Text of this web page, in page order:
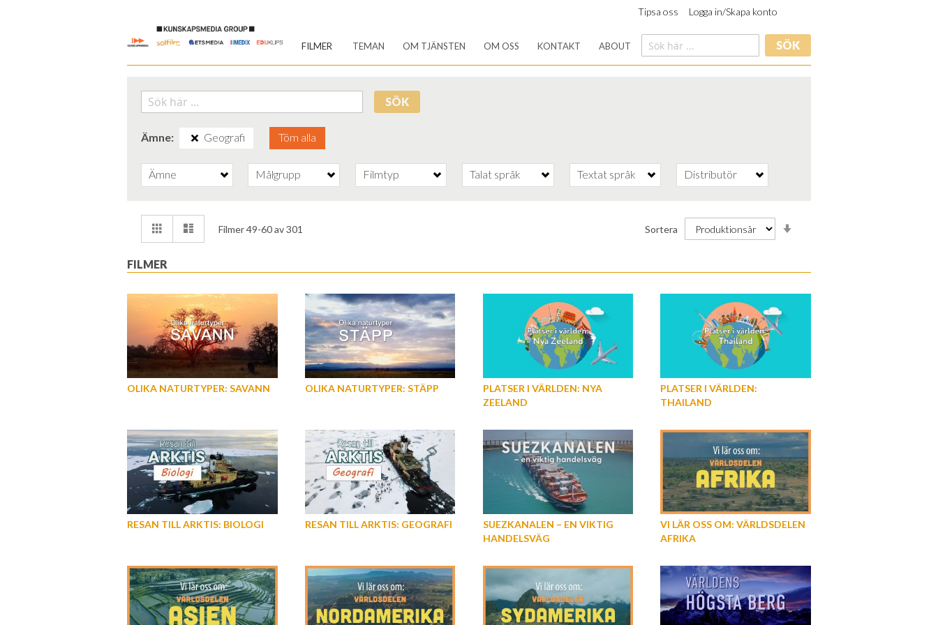
Tipsa oss Logga in/Skapa konto
Content
FILMER TEMAN OM TJÄNSTEN OM OSS KONTAKT ABOUT SÖK
SÖK
Ämne Geografi Töm alla
Ämne Målgrupp Filmtyp Talat språk Textat språk Distributör
Visa
som
Rutnät ListaFilmer49-60av301 Sortera
FILMER
OLIKA NATURTYPER: SAVANN OLIKA NATURTYPER: STÄPP
PLATSER I VÄRLDEN: NYA
ZEELAND
PLATSER I VÄRLDEN:
THAILAND
RESAN TILL ARKTIS: BIOLOGI RESAN TILL ARKTIS: GEOGRAFI
SUEZKANALEN – EN VIKTIG
HANDELSVÄG
VI LÄR OSS OM: VÄRLDSDELEN
AFRIKA